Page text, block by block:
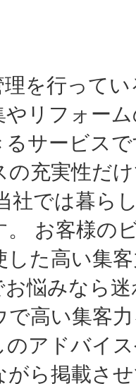
を行って
やリフォー
サービス
の充実性だ
社では暮ら
。 お客様の
した高い集
悩みなら
高い集客
のアドバイ
がら掲載さ